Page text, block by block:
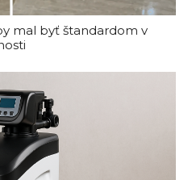
mal byť štandardom v